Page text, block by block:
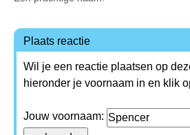
Plaats reactie
Wil je een reactie plaatsen op
hieronder je voornaam in en klik
Jouw voornaam: